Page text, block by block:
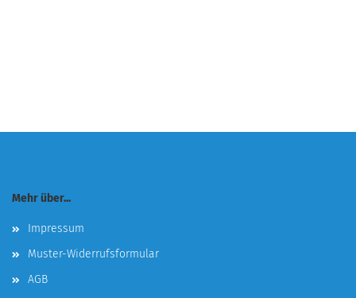
Mehr über...
Impressum
Muster-Widerrufsformular
AGB